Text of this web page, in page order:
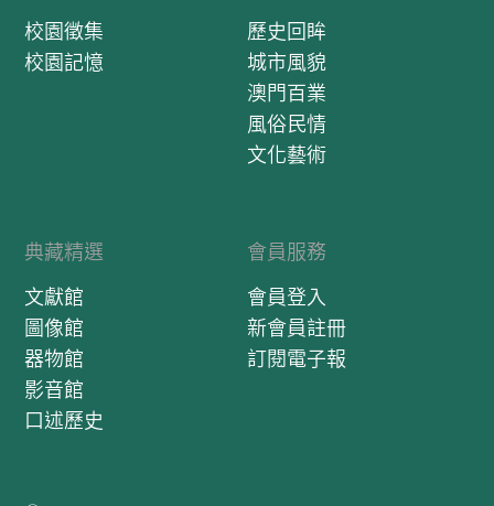
校園徵集
校園記憶
歷史回眸
城市風貌
澳門百業
風俗民情
文化藝術
典藏精選
文獻館
圖像館
器物館
影音館
口述歷史
會員服務
會員登入
新會員註冊
訂閱電子報